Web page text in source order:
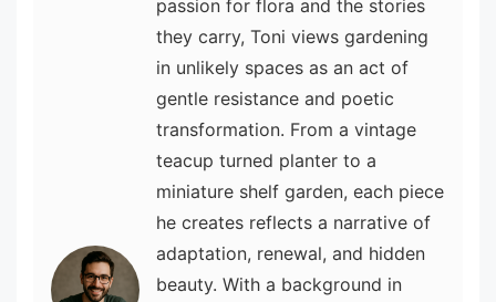
passion for flora and the stories
they carry, Toni views gardening
in unlikely spaces as an act of
gentle resistance and poetic
transformation. From a vintage
teacup turned planter to a
miniature shelf garden, each piece
he creates reflects a narrative of
adaptation, renewal, and hidden
beauty. With a background in